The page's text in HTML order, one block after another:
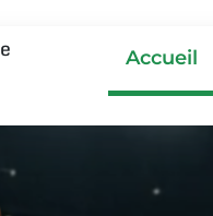
Accueil